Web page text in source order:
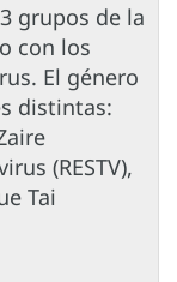
grupos de la
con los
El género
distintas:
(RESTV),
Tai